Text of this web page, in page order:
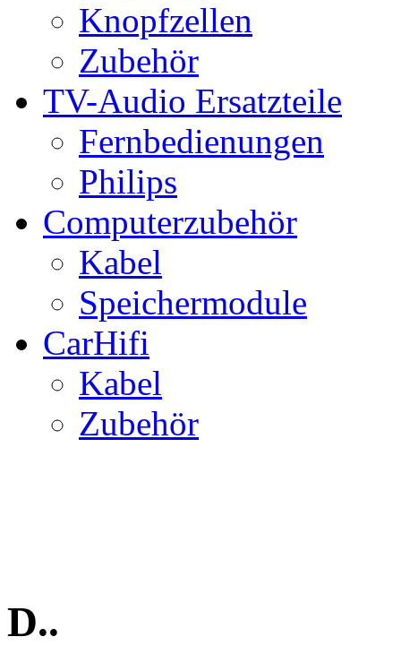
Knopfzellen
Zubehör
TV-Audio Ersatzteile
Fernbedienungen
Philips
Computerzubehör
Kabel
Speichermodule
CarHifi
Kabel
Zubehör
D..